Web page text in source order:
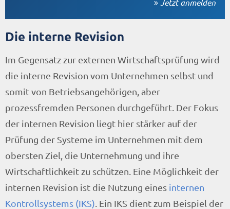
Die interne Revision
Im Gegensatz zur externen Wirtschaftsprüfung wird
die interne Revision vom Unternehmen selbst und
somit von Betriebsangehörigen, aber
prozessfremden Personen durchgeführt. Der Fokus
der internen Revision liegt hier stärker auf der
Prüfung der Systeme im Unternehmen mit dem
obersten Ziel, die Unternehmung und ihre
Wirtschaftlichkeit zu schützen. Eine Möglichkeit der
internen Revision ist die Nutzung eines internen
Kontrollsystems (IKS) . Ein IKS dient zum Beispiel der